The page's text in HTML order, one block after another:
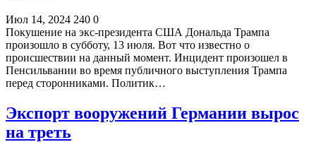
Июл 14, 2024 240 0
Покушение на экс-президента США Дональда Трампа
произошло в субботу, 13 июля. Вот что известно о
происшествии на данный момент. Инцидент произошел в
Пенсильвании во время публичного выступления Трампа
перед сторонниками. Политик…
Экспорт вооружений Германии вырос
на треть